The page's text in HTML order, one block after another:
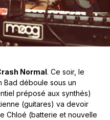
Normal. Ce soir, le
Bad déboule sous un
préposé aux synthés)
(guitares) va devoir
Chloé (batterie et nouvelle